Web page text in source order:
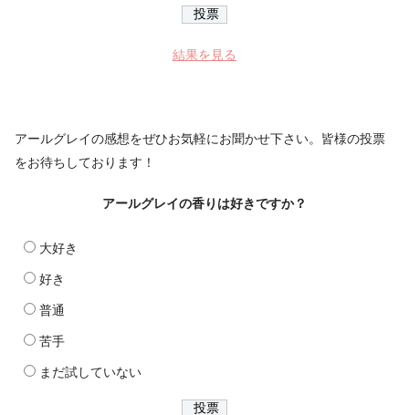
結果を見る
アールグレイの感想をぜひお気軽にお聞かせ下さい。皆様の投票
をお待ちしております！
アールグレイの香りは好きですか？
大好き
好き
普通
苦手
まだ試していない